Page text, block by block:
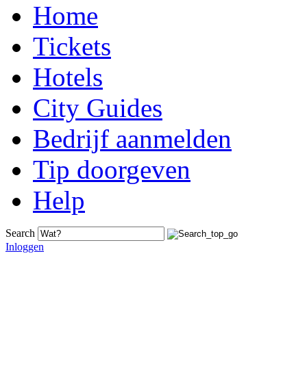
Home
Tickets
Hotels
City Guides
Bedrijf aanmelden
Tip doorgeven
Help
Search
Inloggen